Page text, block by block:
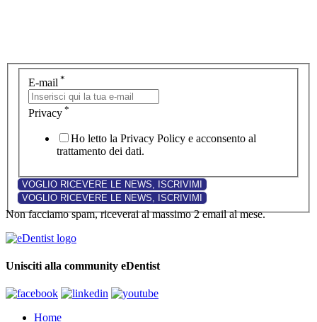
E-mail *
Privacy *
Ho letto la Privacy Policy e acconsento al
trattamento dei dati.
Non facciamo spam, riceverai al massimo 2 email al mese.
Unisciti alla community eDentist
Home